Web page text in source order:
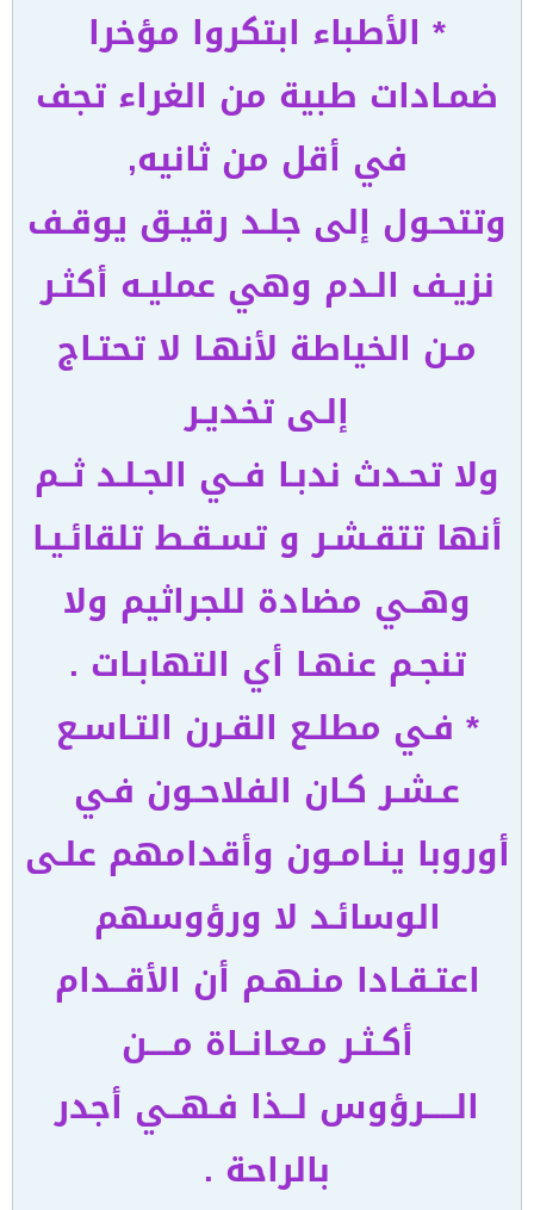
* الأطباء ابتكروا مؤخرا
ضمـادات طبية من الغراء تجف
في أقل من ثانيه,
وتتحـول إلى جلـد رقيـق يوقـف
نزيـف الـدم وهي عمليـه أكثـر
مـن الخياطة لأنهـا لا تحتـاج
إلـى تخديـر
ولا تحـدث ندبـا فــي الجـلـد ثــم
أنها تتقـشـر و تسـقـط تلقائـيـا
وهــي مضادة للجراثيم ولا
تنجـم عنهـا أي التهابـات .
* فـي مطلـع القـرن التـاسـع
عـشـر كـان الفلاحـون فـي
أوروبا ينـامـون وأقدامهم علـى
الوسائـد لا ورؤوسهم
اعتـقـادا منـهـم أن الأقــدام
أكـثـر مـعـانــاة مــــن
الـــــرؤوس لــذا فـهــي أجدر
بالراحة .